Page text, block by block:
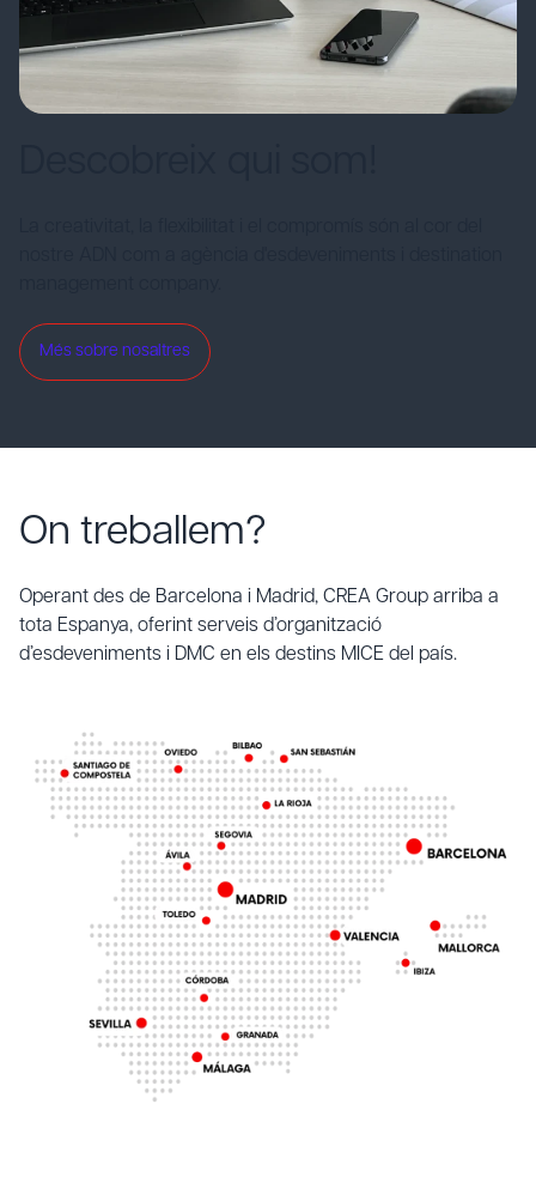
Més sobre nosaltres
On treballem?
Operant des de Barcelona i Madrid, CREA Group arriba a
tota Espanya, oferint serveis d’organització
d’esdeveniments i DMC en els destins MICE del país.